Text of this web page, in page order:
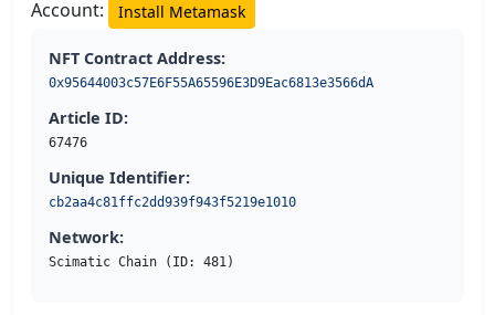
Account: Install Metamask
NFT Contract Address:
0x95644003c57E6F55A65596E3D9Eac6813e3566dA
Article ID:
67476
Unique Identifier:
cb2aa4c81ffc2dd939f943f5219e1010
Network:
Scimatic Chain (ID: 481)